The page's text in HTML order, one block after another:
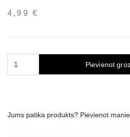
4,99 €
masažuoja
Pievienot
Jums patika produkts? Pievienot